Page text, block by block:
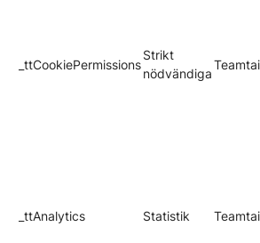
_ttCookiePermissions
Strikt
nödvändiga
_ttAnalytics Statistik